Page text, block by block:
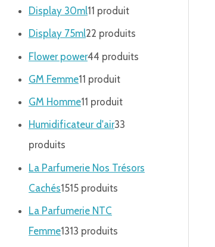
Display 30ml1 1 produit
Display 75ml22 produits
Flower power44 produits
GM Femme11 produit
GM Homme1 1 produit
Humidificateur d'air33
produits
La Parfumerie Nos Trésors
Cachés1515 produits
La Parfumerie NTC
Femme1313 produits